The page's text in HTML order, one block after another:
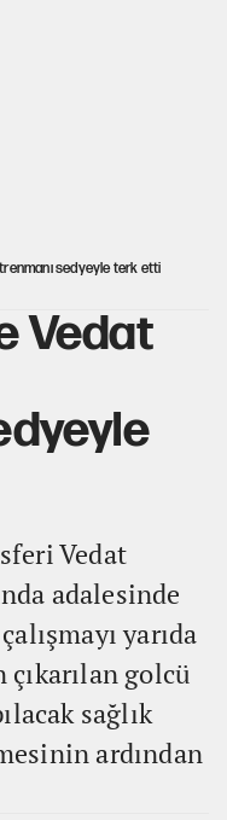
sedyeyle terk etti
Vedat
Vedat
adalesinde
yarıda
çıkarılan golcü
sağlık
ardından